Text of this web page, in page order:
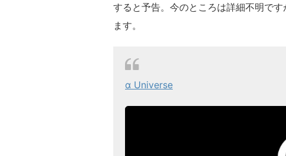
すると予告。今のところは詳細不明で
ます。
α Universe